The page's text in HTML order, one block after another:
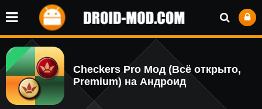
Checkers Pro Мод (Всё открыто,
Premium) на Андроид